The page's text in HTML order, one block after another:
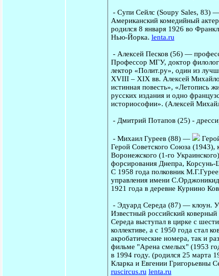
- Супи Сейлс (Soupy Sales, 83)
Американский комедийный
родился 8 января 1926 во
Нью-Йорка. lenta.ru
- Алексей Песков (56) —
Профессор МГУ, доктор
лектор «Полит.ру», один из
XVIII – XIX вв. Алексей
истинная повесть», «Летопись
русских издания и одно
историософии». (Алексей
- Дмитрий Потапов(25) -
- Михаил Гуреев (88) —
Герой Советского Союза (1943),
Воронежского (1-го
форсирования Днепра, Корсунь-
С 1958 года полковник
управления имени
1921 года в деревне Курнино
- Эдуард Середа (87) — клоун.
Известный российский
Середа выступал в цирке с
коллективе, а с 1950 года стал
акробатические номера, так и
фильме "Арена смелых" (1953
в 1994 году. (родился 25 марта
Кларка и Евгении Григорьевны
ruscircus.ru lenta.ru